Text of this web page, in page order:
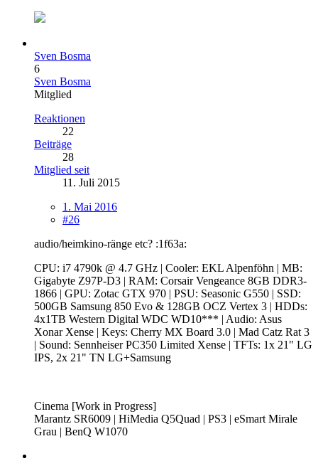
Sven Bosma
6
Sven Bosma
Mitglied
Reaktionen
22
Beiträge
28
Mitglied seit
11. Juli 2015
1. Mai 2016
#26
audio/heimkino-ränge etc? :1f63a:
CPU: i7 4790k @ 4.7 GHz | Cooler: EKL Alpenföhn | MB:
Gigabyte Z97P-D3 | RAM: Corsair Vengeance 8GB DDR3-
1866 | GPU: Zotac GTX 970 | PSU: Seasonic G550 | SSD:
500GB Samsung 850 Evo & 128GB OCZ Vertex 3 | HDDs:
4x1TB Western Digital WDC WD10*** | Audio: Asus
Xonar Xense | Keys: Cherry MX Board 3.0 | Mad Catz Rat 3
| Sound: Sennheiser PC350 Limited Xense | TFTs: 1x 21" LG
IPS, 2x 21" TN LG+Samsung
Cinema [Work in Progress]
Marantz SR6009 | HiMedia Q5Quad | PS3 | eSmart Mirale
Grau | BenQ W1070